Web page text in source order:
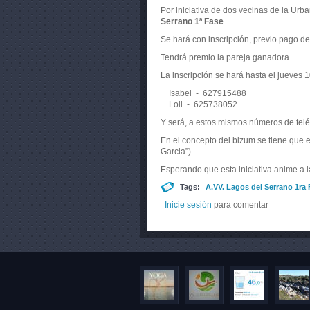
Por iniciativa de dos vecinas de la
Serrano 1ª Fase.
Se hará con inscripción, previo pago
Tendrá premio la pareja ganadora.
La inscripción se hará hasta el jueves
Isabel - 627915488
Loli - 625738052
Y será, a estos mismos números de
En el concepto del bizum se tiene que
Garcia”).
Esperando que esta iniciativa anime a
Tags: A.VV. Lagos del Serrano 1ra
Inicie sesión para comentar